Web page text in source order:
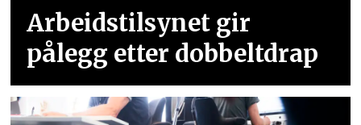
Arbeidstilsynet gir
pålegg etter dobbeltdrap